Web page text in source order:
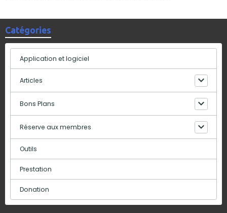
Catégories
Application et logiciel
Articles
Bons Plans
Réserve aux membres
Outils
Prestation
Donation